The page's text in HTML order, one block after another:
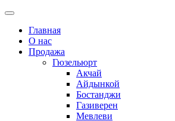
Главная
О нас
Продажа
Гюзельюрт
Акчай
Айдынкой
Бостанджи
Газиверен
Мевлеви